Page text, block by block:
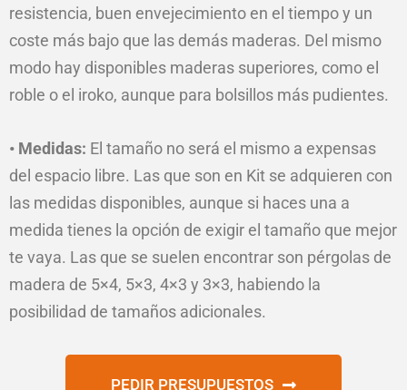
resistencia, buen envejecimiento en el tiempo y un
coste más bajo que las demás maderas. Del mismo
modo hay disponibles maderas superiores, como el
roble o el iroko, aunque para bolsillos más pudientes.
• Medidas: El tamaño no será el mismo a expensas
del espacio libre. Las que son en Kit se adquieren con
las medidas disponibles, aunque si haces una a
medida tienes la opción de exigir el tamaño que mejor
te vaya. Las que se suelen encontrar son pérgolas de
madera de 5×4, 5×3, 4×3 y 3×3, habiendo la
posibilidad de tamaños adicionales.
PEDIR PRESUPUESTOS